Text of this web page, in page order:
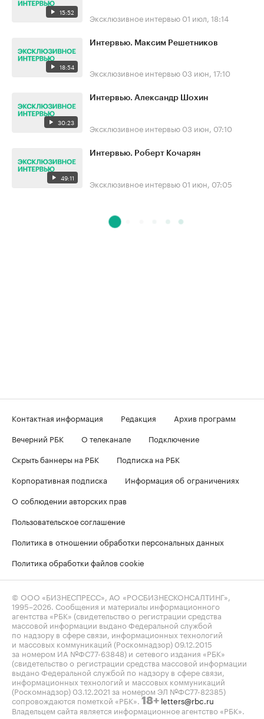
15:52 Эксклюзивное интервью 01 июл, 18:14
18:54
Интервью. Максим Решетников
Эксклюзивное интервью 03 июн, 17:10
30:23
Интервью. Александр Шохин
Эксклюзивное интервью 03 июн, 07:10
49:11
Интервью. Роберт Кочарян
Эксклюзивное интервью 01 июн, 07:05
Контактная информация Редакция
Архив программ
Вечерний РБК
О телеканале
Подключение
Скрыть баннеры на РБК
Подписка на РБК
Корпоративная подписка
Информация об ограничениях
О соблюдении авторских прав
Пользовательское соглашение
Политика в отношении обработки персональных данных
Политика обработки файлов cookie
© ООО «БИЗНЕСПРЕСС», АО «РОСБИЗНЕСКОНСАЛТИНГ»,
1995–2026 . Сообщения и материалы информационного
агентства «РБК» (свидетельство о регистрации средства
массовой информации выдано Федеральной службой
по надзору в сфере связи, информационных технологий
и массовых коммуникаций (Роскомнадзор) 09.12.2015
за номером ИА №ФС77-63848) и сетевого издания «РБК»
(свидетельство о регистрации средства массовой информации
выдано Федеральной службой по надзору в сфере связи,
информационных технологий и массовых коммуникаций
(Роскомнадзор) 03.12.2021 за номером ЭЛ №ФС77-82385)
сопровождаются пометкой «РБК». 18+ letters@rbc.ru
Владельцем сайта является информационное агентство «РБК».